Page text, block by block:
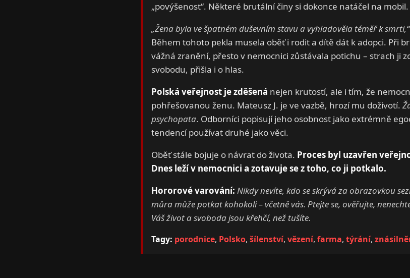
„povýšenost“. Některé brutální činy si dokonce natáčel na mobil.
„Žena byla ve špatném duševním stavu a vyhladověla téměř k smrti,“
Během tohoto pekla musela oběť i rodit a dítě dát k adopci. Při
vážná zranění, přesto v nemocnici zůstávala potichu – strach ji
svobodu, přišla i o hlas.
Polská veřejnost je zděšená nejen krutostí, ale i tím, že
pohřešovanou ženu. Mateusz J. je ve vazbě, hrozí mu doživotí.
psychopata. Odborníci popisují jeho osobnost jako extrémně
tendencí používat druhé jako věci.
Oběť stále bojuje o návrat do života. Proces byl uzavřen
Dnes leží v nemocnici a zotavuje se z toho, co ji potkalo.
Hororové varování: Nikdy nevíte, kdo se skrývá za obrazovkou
můra může potkat kohokoli – včetně vás. Ptejte se, ověřujte,
Váš život a svoboda jsou křehčí, než tušíte.
Tagy: porodnice, Polsko, šílenství, vězení, farma, týrání,